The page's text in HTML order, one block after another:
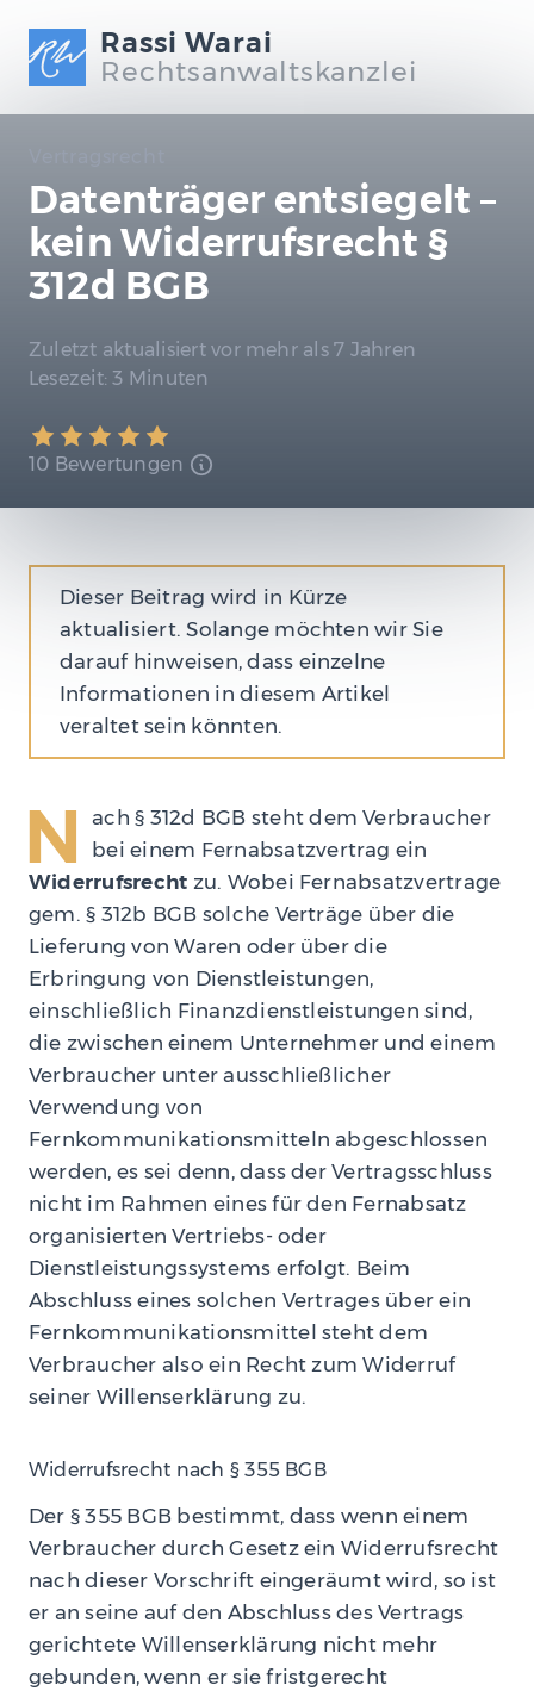
Rassi Warai
Rechtsanwaltskanzlei
Datenträger entsiegelt –
kein Widerrufsrecht §
312d BGB
Zuletzt aktualisiertvor mehr als 7 Jahren
Lesezeit:3 Minuten
10 Bewertungen
Dieser Beitrag wird in Kürze
aktualisiert. Solange möchten wir Sie
darauf hinweisen, dass einzelne
Informationen in diesem Artikel
veraltet sein könnten.
N
ach § 312d BGB steht dem Verbraucher
bei einem Fernabsatzvertrag ein
Widerrufsrecht zu. Wobei Fernabsatzvertrage
gem. § 312b BGB solche Verträge über die
Lieferung von Waren oder über die
Erbringung von Dienstleistungen,
einschließlich Finanzdienstleistungen sind,
die zwischen einem Unternehmer und einem
Verbraucher unter ausschließlicher
Verwendung von
Fernkommunikationsmitteln abgeschlossen
werden, es sei denn, dass der Vertragsschluss
nicht im Rahmen eines für den Fernabsatz
organisierten Vertriebs- oder
Dienstleistungssystems erfolgt. Beim
Abschluss eines solchen Vertrages über ein
Fernkommunikationsmittel steht dem
Verbraucher also ein Recht zum Widerruf
seiner Willenserklärung zu.
Widerrufsrecht nach § 355 BGB
Der § 355 BGB bestimmt, dass wenn einem
Verbraucher durch Gesetz ein Widerrufsrecht
nach dieser Vorschrift eingeräumt wird, so ist
er an seine auf den Abschluss des Vertrags
gerichtete Willenserklärung nicht mehr
gebunden, wenn er sie fristgerecht